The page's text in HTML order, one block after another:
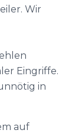
Wir
Eingriffe.
in
auf